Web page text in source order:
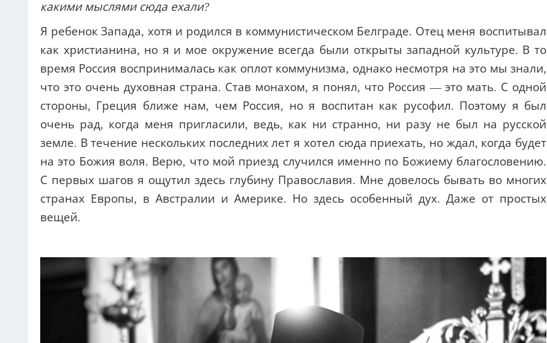
какими мыслями сюда ехали?
Я ребенок Запада, хотя и родился в коммунистическом Белграде. Отец меня воспитывал
как христианина, но я и мое окружение всегда были открыты западной культуре. В то
время Россия воспринималась как оплот коммунизма, однако несмотря на это мы знали,
что это очень духовная страна. Став монахом, я понял, что Россия — это мать. С одной
стороны, Греция ближе нам, чем Россия, но я воспитан как русофил. Поэтому я был
очень рад, когда меня пригласили, ведь, как ни странно, ни разу не был на русской
земле. В течение нескольких последних лет я хотел сюда приехать, но ждал, когда будет
на это Божия воля. Верю, что мой приезд случился именно по Божиему благословению.
С первых шагов я ощутил здесь глубину Православия. Мне довелось бывать во многих
странах Европы, в Австралии и Америке. Но здесь особенный дух. Даже от простых
вещей.